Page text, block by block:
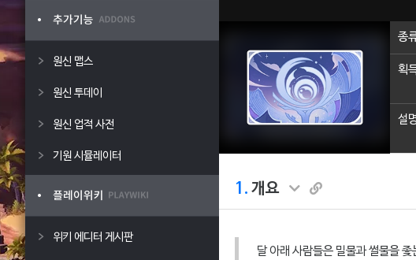
원신 맵스
원신 투데이
원신 업적 사전
기원 시뮬레이터
위키 에디터 게시판
종
획
설
1. 개요
달 아래 사람들은 밀물과 썰물을 좇